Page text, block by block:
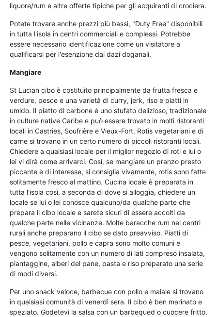
liquore/rum e altre offerte tipiche per gli acquirenti di crociera.
Potete trovare anche prezzi più bassi, "Duty Free" disponibili
in tutta l'isola in centri commerciali e complessi. Potrebbe
essere necessario identificazione come un visitatore a
qualificarsi per l'esenzione dai dazi doganali.
Mangiare
St Lucian cibo è costituito principalmente da frutta fresca e
verdure, pesce e una varietà di curry, jerk, riso e piatti in
umido. Il piatto di carbone è uno stufato delizioso, tradizionale
in culture native Caribe e può essere trovato in molti ristoranti
locali in Castries, Soufrière e Vieux-Fort. Rotis vegetariani e di
carne si trovano in un certo numero di piccoli ristoranti locali.
Chiedere a qualsiasi locale per il miglior negozio di roti e lui o
lei vi dirà come arrivarci. Così, se mangiare un pranzo presto
piccante è di interesse, si consiglia vivamente, rotis sono fatte
solitamente fresco al mattino. Cucina locale è preparata in
tutta l'isola così, a seconda di dove si alloggia, chiedere un
locale se lui o lei conosce qualcuno/da qualche parte che
prepara il cibo locale e sarete sicuri di essere accolti da
qualche parte nelle vicinanze. Molte baracche rum nei centri
rurali anche preparano il cibo se dato preavviso. Piatti di
pesce, vegetariani, pollo e capra sono molto comuni e
vengono solitamente con un numero di lati compreso insalata,
piantaggine, alberi del pane, pasta e riso preparato una serie
di modi diversi.
Per uno snack veloce, barbecue con pollo e maiale si trovano
in qualsiasi comunità di venerdì sera. Il cibo è ben marinato e
speziato. Godetevi la salsa con un barbequed o cuocere fritto.